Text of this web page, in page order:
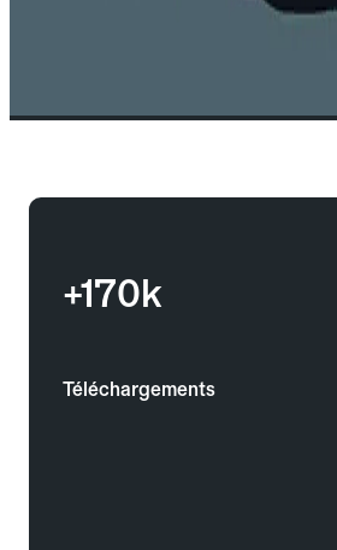
+170k
Téléchargements